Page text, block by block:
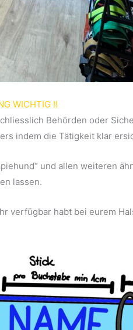
WICHTIG !!
Behörden oder
indem die Tätigkeit klar
und allen weiteren
lassen.
verfügbar habt bei eurem